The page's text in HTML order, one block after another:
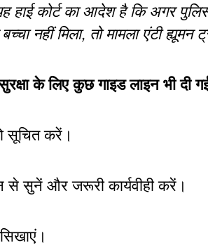
हाई कोर्ट का आदेश है कि अगर
नहीं मिला, तो मामला एंटी ह्यूमन
के लिए कुछ गाइड लाइन भी दी
सूचित करें।
से सुनें और जरूरी कार्यवीही करें।